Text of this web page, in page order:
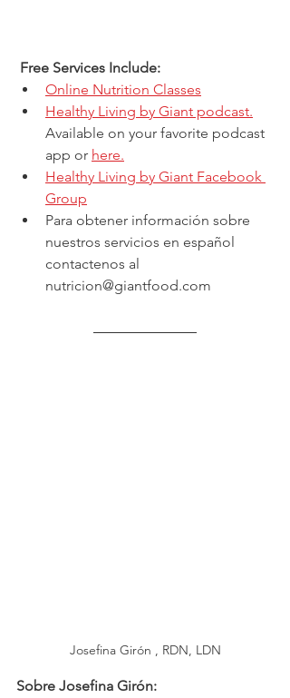
Free Services Include:
Online Nutrition Classes
Healthy Living by Giant podcast.
Available on your favorite podcast
app or here.
Healthy Living by Giant Facebook
Group
Para obtener información sobre
nuestros servicios en español
contactenos al
nutricion@giantfood.com
Josefina Girón , RDN, LDN
Sobre Josefina Girón: